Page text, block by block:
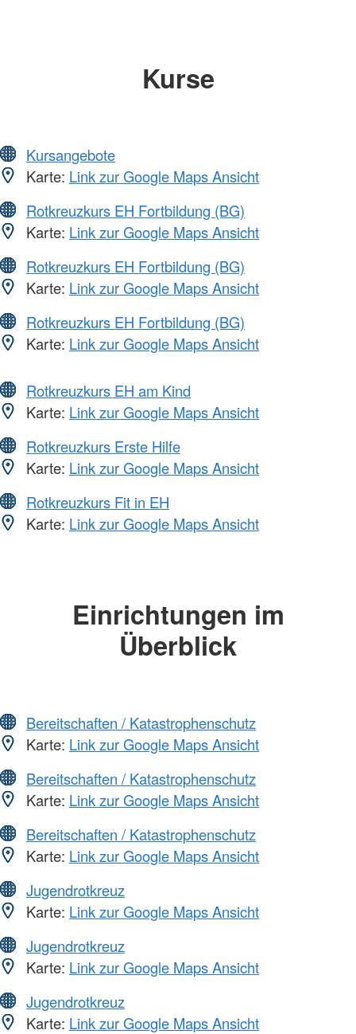
Kurse
Kursangebote
Karte: Link zur Google Maps Ansicht
Rotkreuzkurs EH Fortbildung (BG)
Karte: Link zur Google Maps Ansicht
Rotkreuzkurs EH Fortbildung (BG)
Karte: Link zur Google Maps Ansicht
Rotkreuzkurs EH Fortbildung (BG)
Karte: Link zur Google Maps Ansicht
Rotkreuzkurs EH am Kind
Karte: Link zur Google Maps Ansicht
Rotkreuzkurs Erste Hilfe
Karte: Link zur Google Maps Ansicht
Rotkreuzkurs Fit in EH
Karte: Link zur Google Maps Ansicht
Einrichtungen im
Überblick
Bereitschaften / Katastrophenschutz
Karte: Link zur Google Maps Ansicht
Bereitschaften / Katastrophenschutz
Karte: Link zur Google Maps Ansicht
Bereitschaften / Katastrophenschutz
Karte: Link zur Google Maps Ansicht
Jugendrotkreuz
Karte: Link zur Google Maps Ansicht
Jugendrotkreuz
Karte: Link zur Google Maps Ansicht
Jugendrotkreuz
Karte: Link zur Google Maps Ansicht